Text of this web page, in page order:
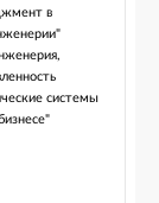
в
системы